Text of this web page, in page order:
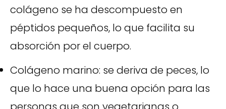
colágeno se ha descompuesto en
péptidos pequeños, lo que facilita su
absorción por el cuerpo.
Colágeno marino: se deriva de peces, lo
que lo hace una buena opción para las